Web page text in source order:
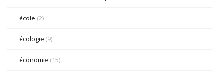
école (2)
écologie (9)
économie (15)